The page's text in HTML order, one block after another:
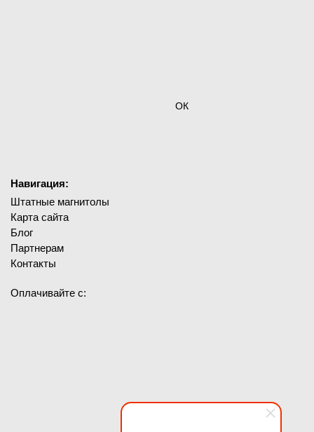
ОК
Навигация:
Штатные магнитолы
Карта сайта
Блог
Партнерам
Контакты
Оплачивайте с: